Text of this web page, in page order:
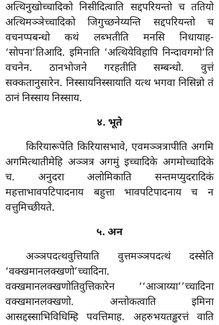
अत्थिनुखोच्चादिको निसीदित्वाति सद्दपरियन्तो च ततियो
अत्थिमञ्ञेच्चादिको जिगुच्छनेय्यन्ति सद्दपरियन्तो च
वचनप्पबन्धो कथं लब्भतीति मनसि निधायाह-
‘सोपना’तिआदि. इमिनाति ‘अत्थियेविहापि निन्दावगमो’ति
वचनेन. ठानभोजने गरहतीति सम्बन्धो. वुत्तं
सक्कतानुसारेन. निस्सायनिस्सायाति यत्थ भगवा निसिन्नो तं
ठानं निस्साय निस्साय.
४. भूते
किरियारूपेति किरियासभावे, एवमञ्ञत्रापीति अगमि
अगमित्थातीमेहि अञ्ञत्र अगमुं इच्चादिके अगमोच्चादिके
च. अनुदरा अलोमिकाति सन्तमप्युदरादिकं
महत्ताभावपटिपादनाय बहुत्ता भावपटिपादनाय च न
वत्तुमिच्छीयते.
५. अन
अञ्ञपदत्थवुत्तियाति वुत्तमञ्ञपदत्थं दस्सेति
‘वक्खमानलक्खणो’च्चादिना.
वक्खमानलक्खणोतिवुत्तिकारेन ‘‘आञाय्या’’च्चादिना
वक्खमानलक्खणो. अन्तोकत्वाति इमिना
आसद्दस्साभिविधिम्हि पवत्तिमाह. अहरुभयतड्ढरत्तं वाति